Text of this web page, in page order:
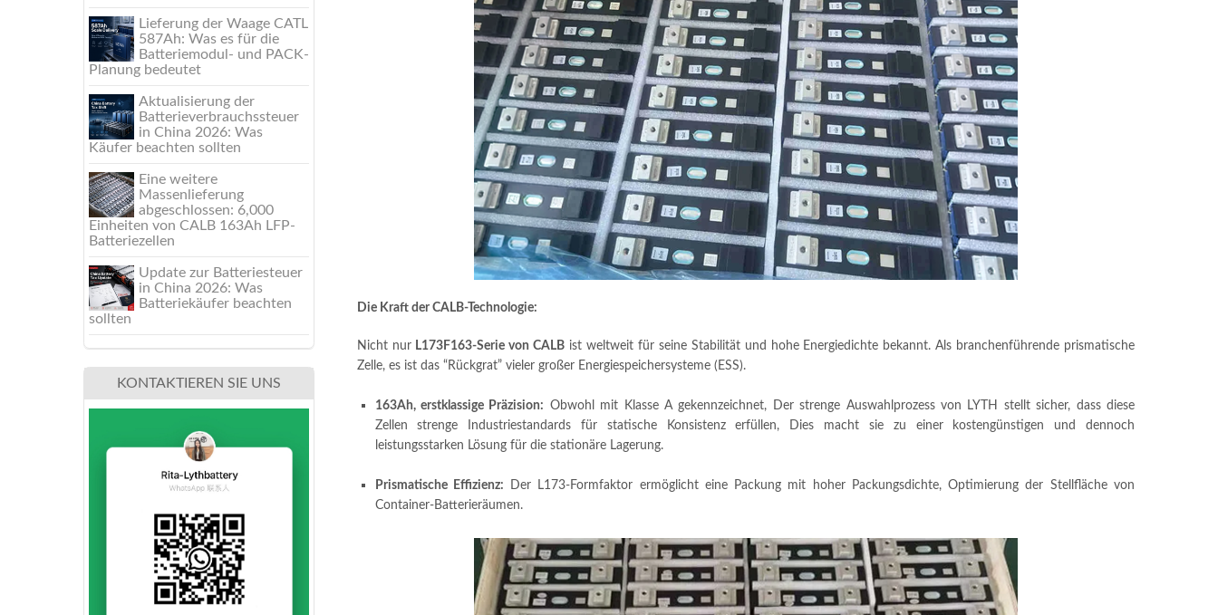
Die Kraft der CALB-Technologie:
Nicht nur L173F163-Serie von CALB ist weltweit für seine Stabilität und hohe Energiedichte bekannt. Als branchenführende prismatische
Zelle, es ist das “Rückgrat” vieler großer Energiespeichersysteme (ESS).
163Ah, erstklassige Präzision: Obwohl mit Klasse A gekennzeichnet, Der strenge Auswahlprozess von LYTH stellt sicher, dass diese
Zellen strenge Industriestandards für statische Konsistenz erfüllen, Dies macht sie zu einer kostengünstigen und dennoch
leistungsstarken Lösung für die stationäre Lagerung.
Prismatische Effizienz: Der L173-Formfaktor ermöglicht eine Packung mit hoher Packungsdichte, Optimierung der Stellfläche von
Container-Batterieräumen.
Lieferung der Waage CATL
587Ah: Was es für die
Batteriemodul- und PACK-
Planung bedeutet
Aktualisierung der
Batterieverbrauchssteuer
in China 2026: Was
Käufer beachten sollten
Eine weitere
Massenlieferung
abgeschlossen: 6,000
Einheiten von CALB 163Ah LFP-
Batteriezellen
Update zur Batteriesteuer
in China 2026: Was
Batteriekäufer beachten
sollten
KONTAKTIEREN SIE UNS